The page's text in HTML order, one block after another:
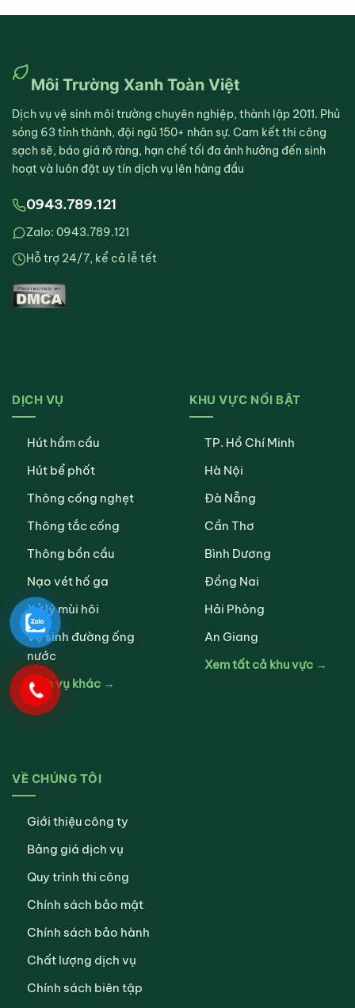
Môi Trường Xanh Toàn Việt
Dịch vụ vệ sinh môi trường chuyên nghiệp, thành lập 2011. Phủ
sóng 63 tỉnh thành, đội ngũ 150+ nhân sự. Cam kết thi công
sạch sẽ, báo giá rõ ràng, hạn chế tối đa ảnh hưởng đến sinh
hoạt và luôn đặt uy tín dịch vụ lên hàng đầu
0943.789.121
Zalo: 0943.789.121
Hỗ trợ 24/7, kể cả lễ tết
DỊCH VỤ
Hút hầm cầu
Hút bể phốt
Thông cống nghẹt
Thông tắc cống
Thông bồn cầu
Nạo vét hố ga
Xử lý mùi hôi
Vệ sinh đường ống
nước
Dịch vụ khác →
KHU VỰC NỔI BẬT
TP. Hồ Chí Minh
Hà Nội
Đà Nẵng
Cần Thơ
Bình Dương
Đồng Nai
Hải Phòng
An Giang
Xem tất cả khu vực →
VỀ CHÚNG TÔI
Giới thiệu công ty
Bảng giá dịch vụ
Quy trình thi công
Chính sách bảo mật
Chính sách bảo hành
Chất lượng dịch vụ
Chính sách biên tập